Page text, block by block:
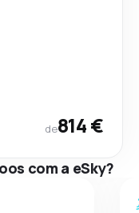
de814 €
com a eSky?